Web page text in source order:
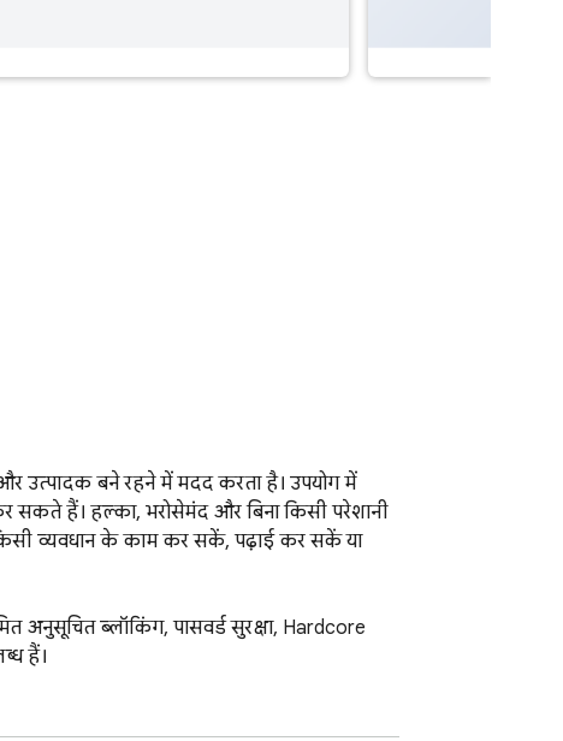
उत्पादक बने रहने में मदद करता है। उपयोग में
हैं। हल्का, भरोसेमंद और बिना किसी परेशानी
व्यवधान के काम कर सकें, पढ़ाई कर सकें या
ब्लॉकिंग, पासवर्ड सुरक्षा, Hardcore
हैं।